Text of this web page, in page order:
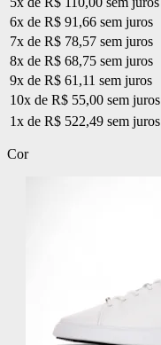
6x de R$ 91,66 sem juros
7x de R$ 78,57 sem juros
8x de R$ 68,75 sem juros
9x de R$ 61,11 sem juros
10x de R$ 55,00 sem juros
1x de R$ 522,49 sem juros
Cor